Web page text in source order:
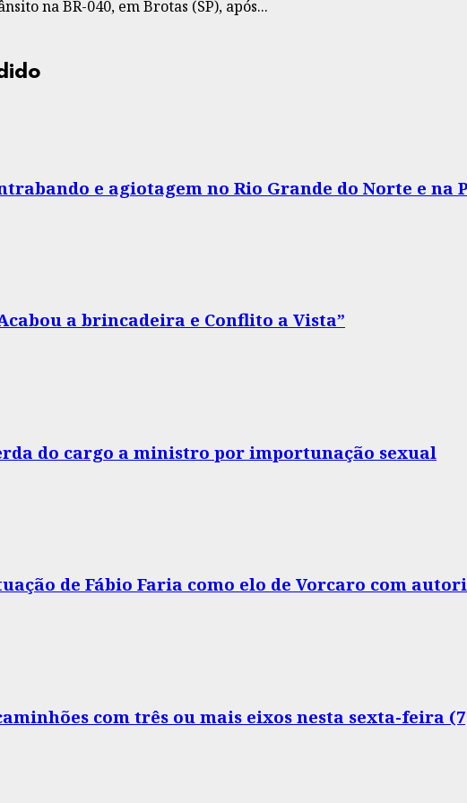
na BR-040, em Brotas (SP), após...
e agiotagem no Rio Grande do Norte e na
a brincadeira e Conflito a Vista”
do cargo a ministro por importunação sexual
de Fábio Faria como elo de Vorcaro com
com três ou mais eixos nesta sexta-feira